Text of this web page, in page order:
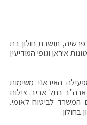
תושבת חולון בת
איראן וגופי המודיעין
האיראני משימות
בתל אביב. צילום
המשרד לביטוח לאומי.
בחולון.